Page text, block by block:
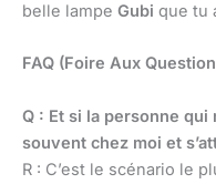
belle lampe Gubi que tu
FAQ (Foire Aux
Q : Et si la personne qui
souvent chez moi et
R : C’est le scénario le